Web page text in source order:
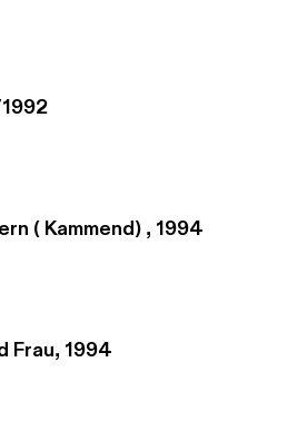
( Kammend) , 1994
Frau, 1994